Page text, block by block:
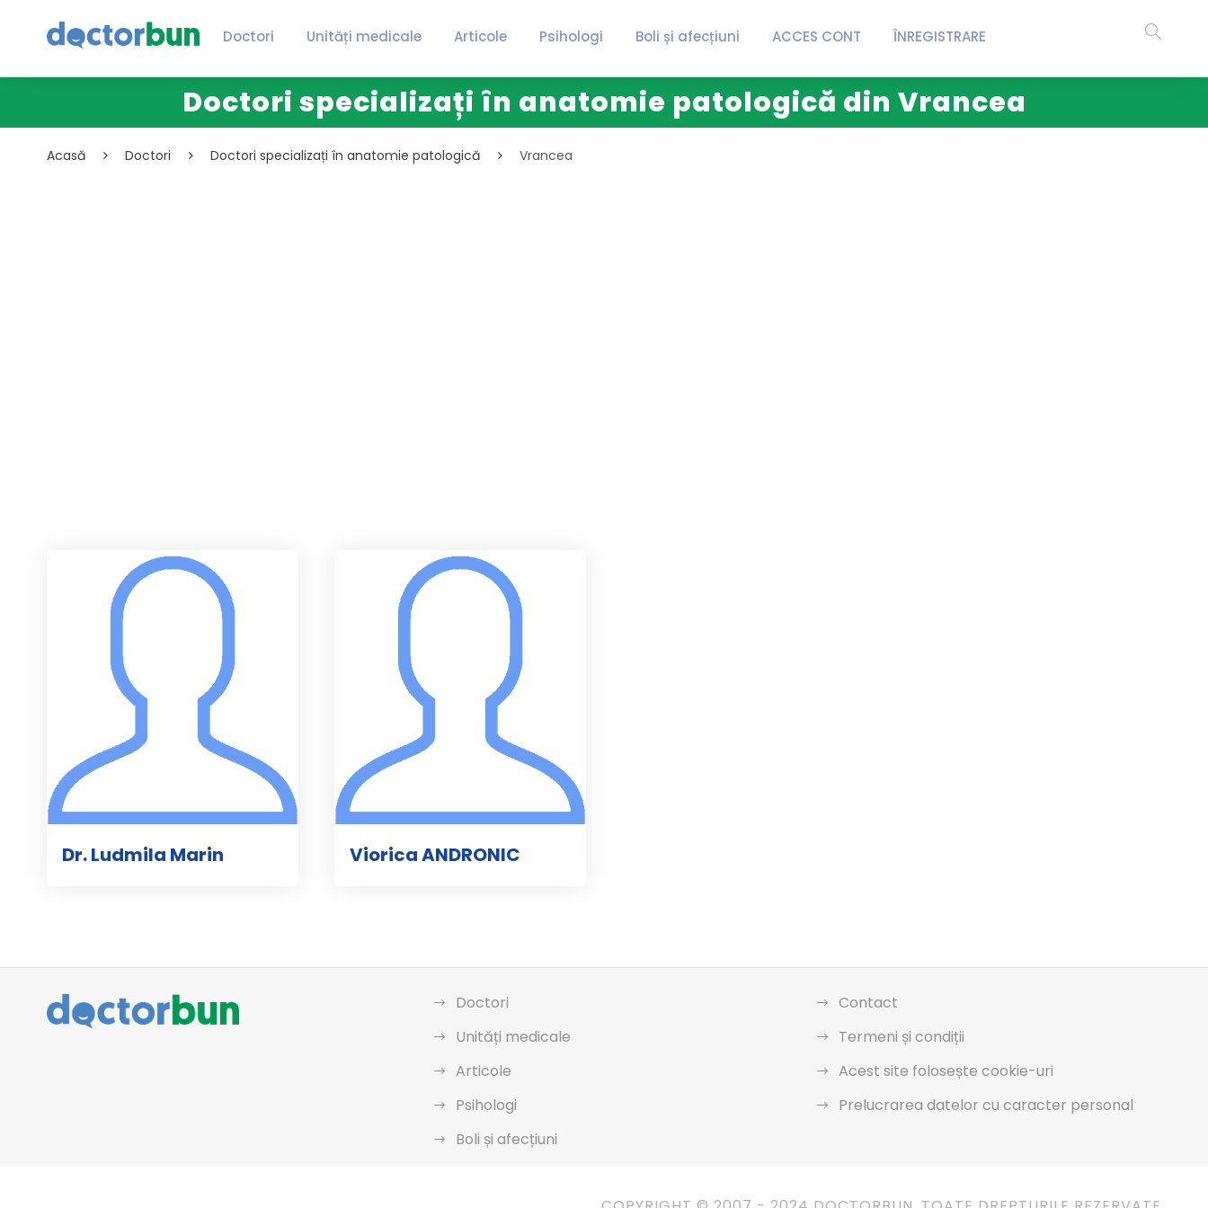
Doctori Unități medicale Articole Psihologi Boli și afecțiuni ACCES CONT ÎNREGISTRARE
Doctori specializați în anatomie patologică din Vrancea
Acasă Doctori Doctori specializați în anatomie patologică Vrancea
Dr. Ludmila Marin Viorica ANDRONIC
Doctori
Unități medicale
Articole
Psihologi
Boli și afecțiuni
Contact
Termeni și condiții
Acest site folosește cookie-uri
Prelucrarea datelor cu caracter personal